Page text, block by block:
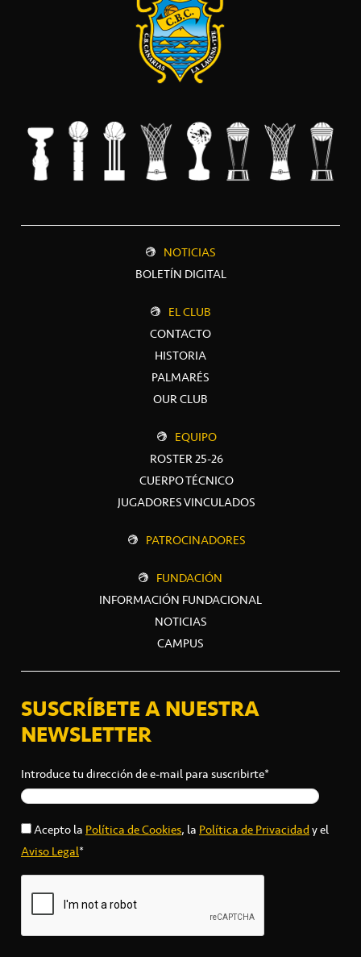
NOTICIAS
BOLETÍN DIGITAL
EL CLUB
CONTACTO
HISTORIA
PALMARÉS
OUR CLUB
EQUIPO
ROSTER 25-26
CUERPO TÉCNICO
JUGADORES VINCULADOS
PATROCINADORES
FUNDACIÓN
INFORMACIÓN FUNDACIONAL
NOTICIAS
CAMPUS
SUSCRÍBETE A NUESTRA
NEWSLETTER
Introduce tu dirección de e-mail para suscribirte*
Acepto laPolítica de Cookies, laPolítica de Privacidady el
Aviso Legal*